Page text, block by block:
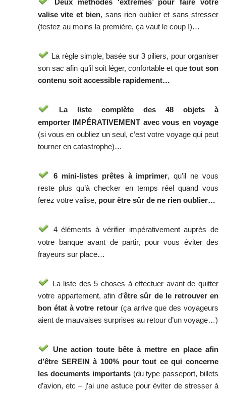
Deux méthodes ‘extrêmes’ pour faire votre
valise vite et bien, sans rien oublier et sans stresser
(testez au moins la première, ça vaut le coup !)…
La règle simple, basée sur 3 piliers, pour organiser
son sac afin qu’il soit léger, confortable et que tout son
contenu soit accessible rapidement…
La liste complète des 48 objets à
emporter IMPÉRATIVEMENT avec vous en voyage
(si vous en oubliez un seul, c’est votre voyage qui peut
tourner en catastrophe)…
6 mini-listes prêtes à imprimer, qu’il ne vous
reste plus qu’à checker en temps réel quand vous
ferez votre valise, pour être sûr de ne rien oublier…
4 éléments à vérifier impérativement auprès de
votre banque avant de partir, pour vous éviter des
frayeurs sur place…
La liste des 5 choses à effectuer avant de quitter
votre appartement, afin d’être sûr de le retrouver en
bon état à votre retour (ça arrive que des voyageurs
aient de mauvaises surprises au retour d’un voyage…)
Une action toute bête à mettre en place afin
d’être SEREIN à 100% pour tout ce qui concerne
les documents importants(du type passeport, billets
d’avion, etc – j’ai une astuce pour éviter de stresser à